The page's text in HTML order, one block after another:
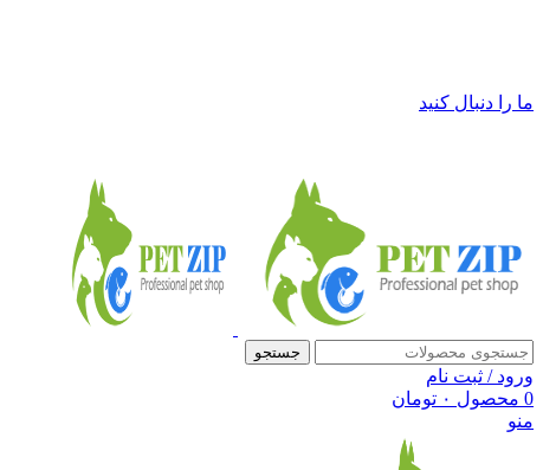
ما را دنبال کنید
جستجو
ورود / ثبت نام
0 محصول ۰ تومان
منو